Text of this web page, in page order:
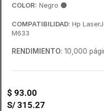
COLOR: Negro ⚫
COMPATIBILIDAD: Hp
M633
RENDIMIENTO: 10,000
$ 93.00
S/ 315.27